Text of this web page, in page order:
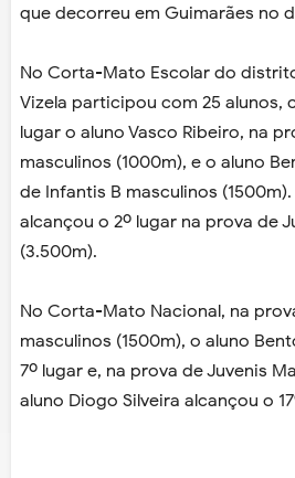
que decorreu em Guimarães no
No Corta-Mato Escolar do
Vizela participou com 25 alunos,
lugar o aluno Vasco Ribeiro, na
masculinos (1000m), e o aluno
de Infantis B masculinos
alcançou o 2º lugar na prova de
(3.500m).
No Corta-Mato Nacional, na
masculinos (1500m), o aluno
7º lugar e, na prova de Juvenis
aluno Diogo Silveira alcançou o